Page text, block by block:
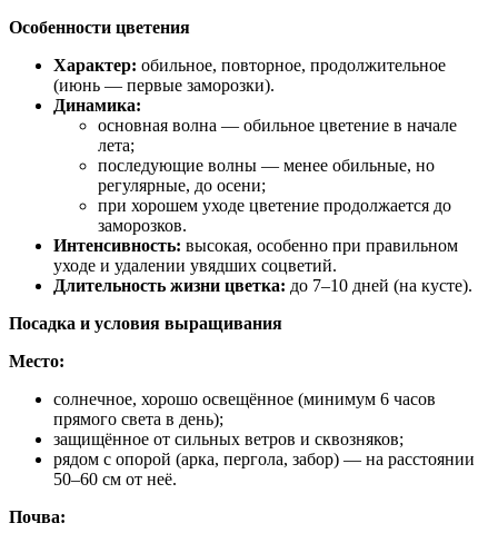
Особенности цветения
Характер: обильное, повторное, продолжительное
(июнь — первые заморозки).
Динамика:
основная волна — обильное цветение в начале
лета;
последующие волны — менее обильные, но
регулярные, до осени;
при хорошем уходе цветение продолжается до
заморозков.
Интенсивность: высокая, особенно при правильном
уходе и удалении увядших соцветий.
Длительность жизни цветка: до 7–10 дней (на кусте).
Посадка и условия выращивания
Место:
солнечное, хорошо освещённое (минимум 6 часов
прямого света в день);
защищённое от сильных ветров и сквозняков;
рядом с опорой (арка, пергола, забор) — на расстоянии
50–60 см от неё.
Почва: